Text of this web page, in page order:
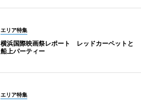
エリア特集
横浜国際映画祭レポート レッドカーペットと
船上パーティー
エリア特集